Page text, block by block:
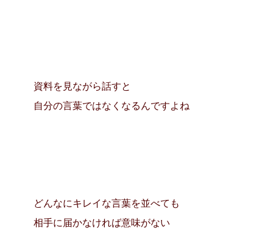
資料を見ながら話すと
自分の言葉ではなくなるんですよね
どんなにキレイな言葉を並べても
相手に届かなければ意味がない